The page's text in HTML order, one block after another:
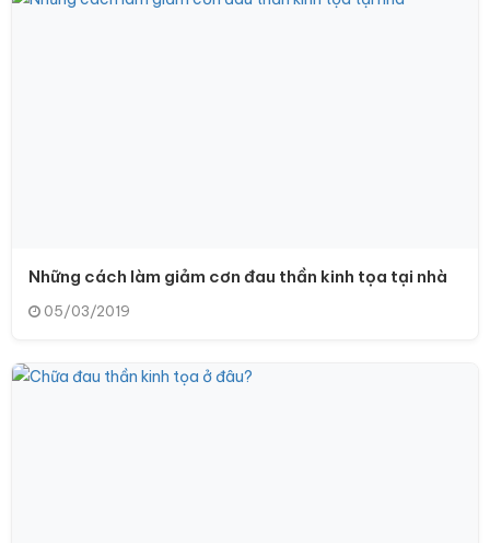
Những cách làm giảm cơn đau thần kinh tọa tại nhà
05/03/2019